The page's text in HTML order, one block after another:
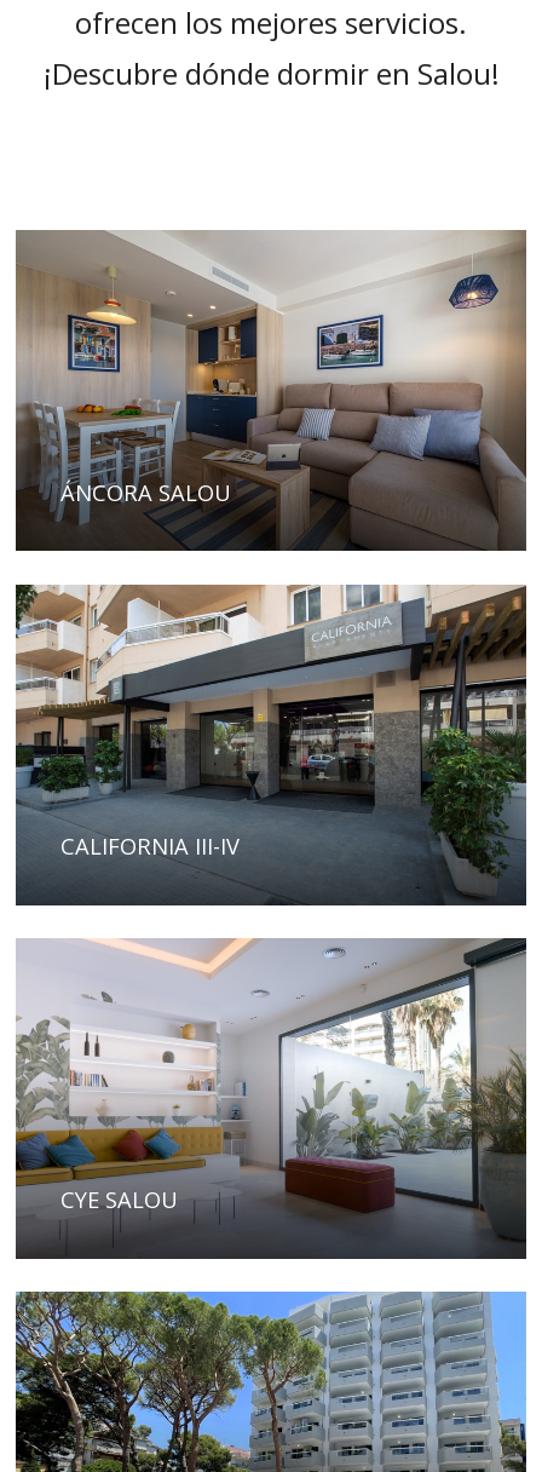
ofrecen los mejores servicios.
¡Descubre dónde dormir en Salou!
ÁNCORA SALOU
CALIFORNIA III-IV
CYE SALOU